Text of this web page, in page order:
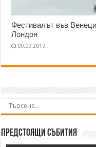
Фестивалът във
Лондон
09.09.2019
Предстоящи събития